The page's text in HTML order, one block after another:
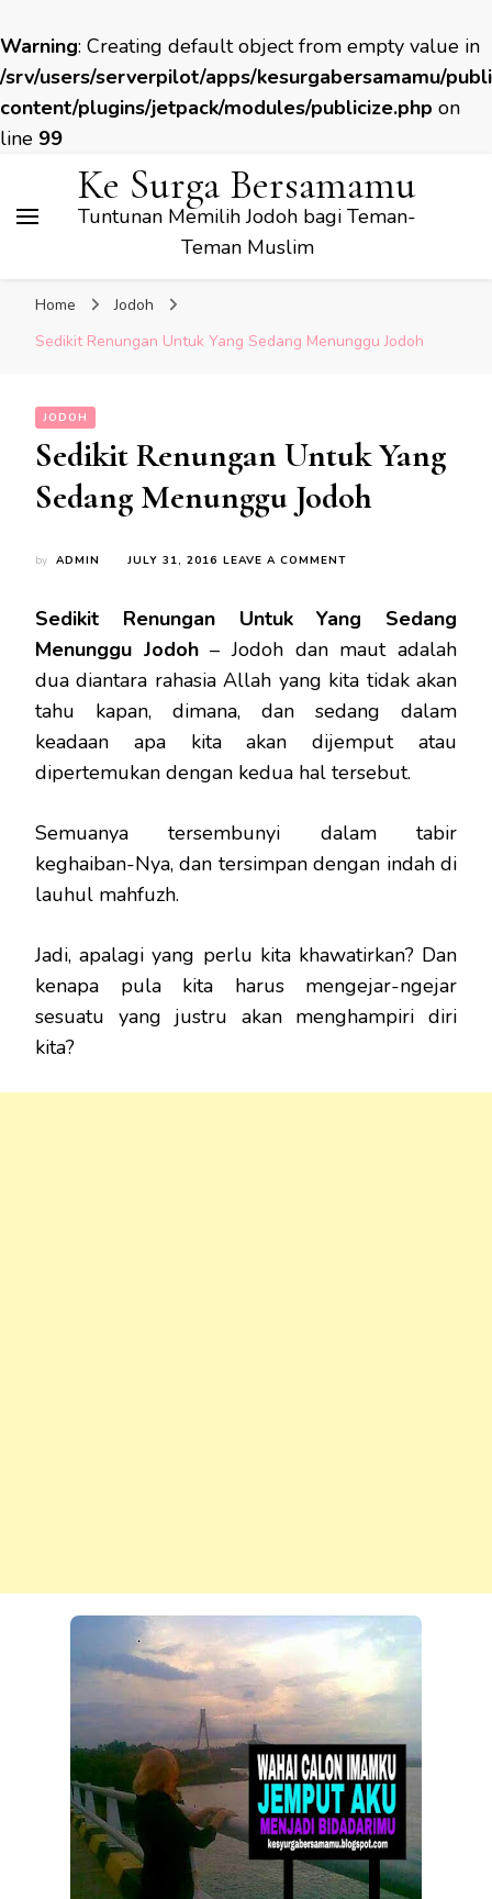
Warning: Creating default object from empty value in
/srv/users/serverpilot/apps/kesurgabersamamu/
content/plugins/jetpack/modules/publicize.php on
line 99
Ke Surga Bersamamu
Tuntunan Memilih Jodoh bagi Teman-
Teman Muslim
Home
Jodoh
Sedikit Renungan Untuk Yang Sedang Menunggu Jodoh
JODOH
Sedikit Renungan Untuk Yang
Sedang Menunggu Jodoh
by ADMIN JULY 31, 2016 LEAVE A COMMENT
UNTUK
SEDANG
MENUNGGU
Sedikit Renungan Untuk Yang Sedang
Menunggu Jodoh– Jodoh dan maut adalah
dua diantara rahasia Allah yang kita tidak akan
tahu kapan, dimana, dan sedang dalam
keadaan apa kita akan dijemput atau
dipertemukan dengan kedua hal tersebut.
Semuanya tersembunyi dalam tabir
keghaiban-Nya, dan tersimpan dengan indah di
lauhul mahfuzh.
Jadi, apalagi yang perlu kita khawatirkan? Dan
kenapa pula kita harus mengejar-ngejar
sesuatu yang justru akan menghampiri diri
kita?